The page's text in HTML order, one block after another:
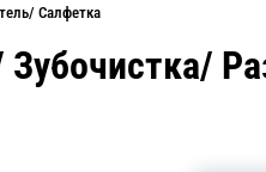
Салфетка